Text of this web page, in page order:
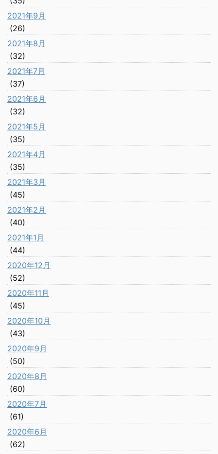
2021年9月
(26)
2021年8月
(32)
2021年7月
(37)
2021年6月
(32)
2021年5月
(35)
2021年4月
(35)
2021年3月
(45)
2021年2月
(40)
2021年1月
(44)
2020年12月
(52)
2020年11月
(45)
2020年10月
(43)
2020年9月
(50)
2020年8月
(60)
2020年7月
(61)
2020年6月
(62)